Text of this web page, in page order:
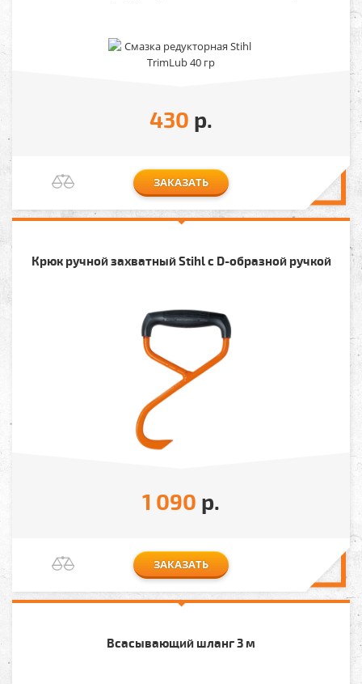
430 р.
ЗАКАЗАТЬ
Крюк ручной захватный Stihl с D-образной ручкой
1 090 р.
ЗАКАЗАТЬ
Всасывающий шланг 3 м